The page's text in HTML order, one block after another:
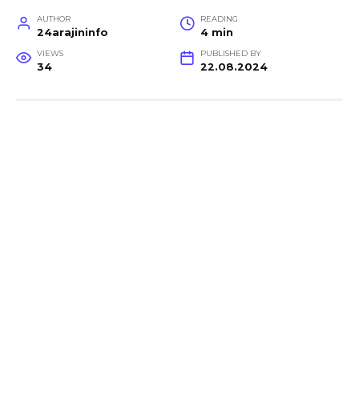
AUTHOR
24arajininfo
READING
4 min
VIEWS
34
PUBLISHED BY
22.08.2024